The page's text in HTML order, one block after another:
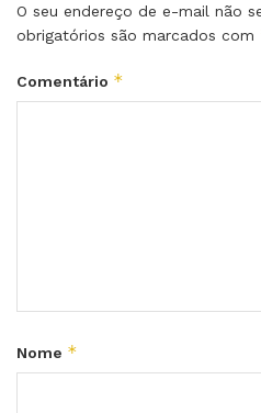
O seu endereço de e-mail não
obrigatórios são marcados com
Comentário *
Nome *